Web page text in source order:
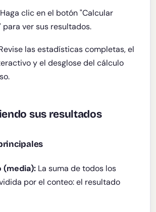
Haga clic en el botón "Calcular
para ver sus resultados.
las estadísticas completas, el
y el desglose del cálculo
sus resultados
(media): La suma de todos los
por el conteo: el resultado